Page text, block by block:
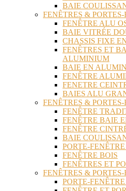
BAIE
FENÊTRES &
FENÊTRE ALU
BAIE VITRÉE
CHASSIS FIXE
FENÊTRES ET
ALUMINIUM
BAIE EN
FENÊTRE
FENETRE
BAIES ALU
FENÊTRES &
FENÊTRE
FENÊTRE BAIE
FENÊTRE
BAIE
PORTE-
FENÊTRE BOIS
FENÊTRES ET
FENÊTRES &
PORTE-